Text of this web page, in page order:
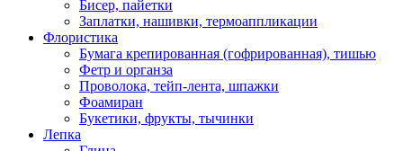
Бисер, пайетки
Заплатки, нашивки, термоаппликации
Флористика
Бумага крепированная (гофрированная), тишью
Фетр и органза
Проволока, тейп-лента, шпажки
Фоамиран
Букетики, фрукты, тычинки
Лепка